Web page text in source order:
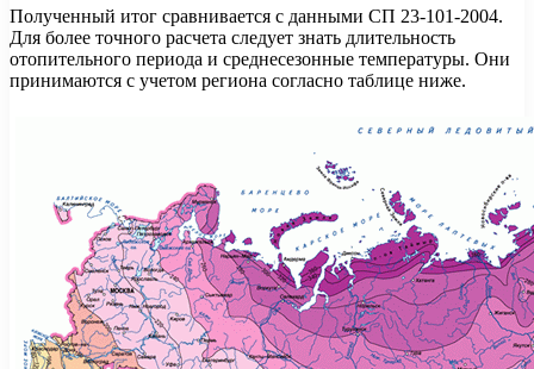
Полученный итог сравнивается с данными СП 23-101-2004.
Для более точного расчета следует знать длительность
отопительного периода и среднесезонные температуры. Они
принимаются с учетом региона согласно таблице ниже.